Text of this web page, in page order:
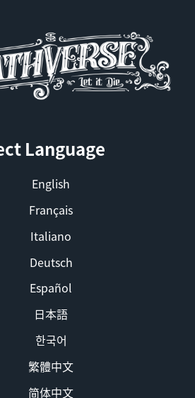
Language
English
Français
Italiano
Deutsch
Español
日本語
한국어
繁體中文
简体中文